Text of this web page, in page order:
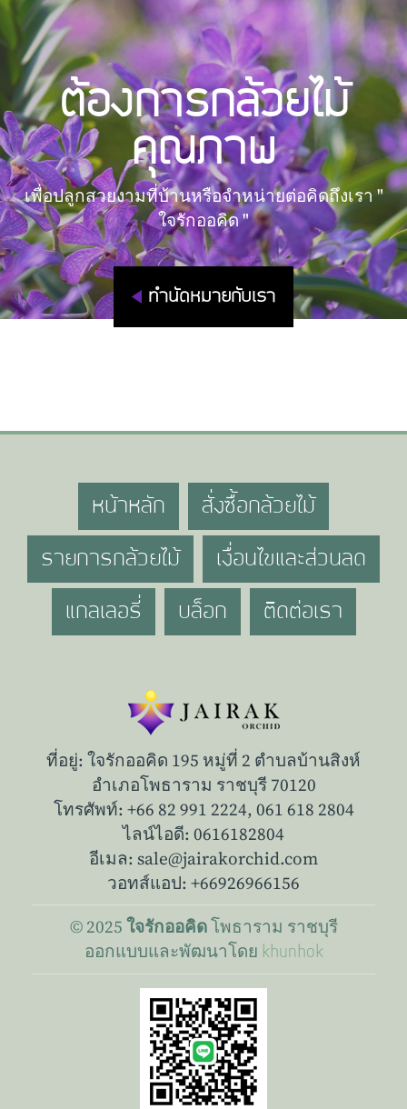
ต้องการกล้วยไม้
คุณภาพ
เพื่อปลูกสวยงามที่บ้านหรือจำหน่ายต่อคิดถึงเรา "
ใจรักออคิด "
ทำนัดหมายกับเรา
หน้าหลัก สั่งซื้อกล้วยไม้
รายการกล้วยไม้ เงื่อนไขและส่วนลด
แกลเลอรี่ บล็อก ติดต่อเรา
ที่อยู่: ใจรักออคิด 195 หมู่ที่ 2 ตำบลบ้านสิงห์
อำเภอโพธาราม ราชบุรี 70120
โทรศัพท์: +66 82 991 2224, 061 618 2804
ไลน์ไอดี: 0616182804
อีเมล: sale@jairakorchid.com
วอทส์แอป: +66926966156
© 2025 ใจรักออคิด โพธาราม ราชบุรี
ออกแบบและพัฒนาโดย khunhok